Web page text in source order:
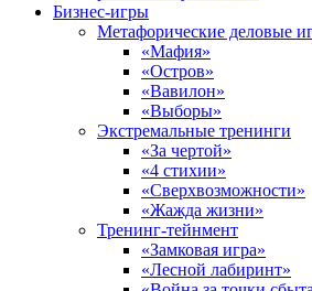
Бизнес-игры
Метафорические деловые
«Мафия»
«Остров»
«Вавилон»
«Выборы»
Экстремальные тренинги
«За чертой»
«4 стихии»
«Сверхвозможности»
«Жажда жизни»
Тренинг-тейнмент
«Замковая игра»
«Лесной лабиринт»